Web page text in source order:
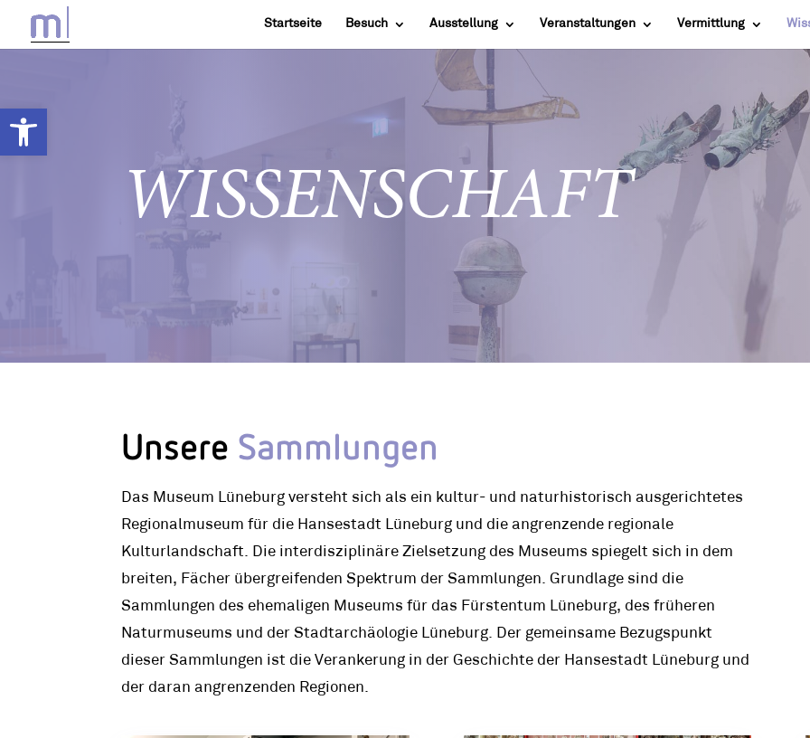
Werkzeugleiste öffnen
Startseite Besuch Ausstellung Veranstaltungen Vermittlung
WISSENSCHAFT
Unsere Sammlungen
Das Museum Lüneburg versteht sich als ein kultur- und naturhistorisch ausgerichtetes
Regionalmuseum für die Hansestadt Lüneburg und die angrenzende regionale
Kulturlandschaft. Die interdisziplinäre Zielsetzung des Museums spiegelt sich in dem
breiten, Fächer übergreifenden Spektrum der Sammlungen. Grundlage sind die
Sammlungen des ehemaligen Museums für das Fürstentum Lüneburg, des früheren
Naturmuseums und der Stadtarchäologie Lüneburg. Der gemeinsame Bezugspunkt
dieser Sammlungen ist die Verankerung in der Geschichte der Hansestadt Lüneburg und
der daran angrenzenden Regionen.